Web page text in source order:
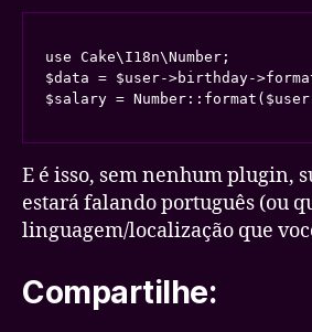
use Cake\I18n\Number;
$data = $user->birthday-
$salary =
E é isso, sem nenhum plugin,
estará falando português (ou
linguagem/localização que
Compartilhe: